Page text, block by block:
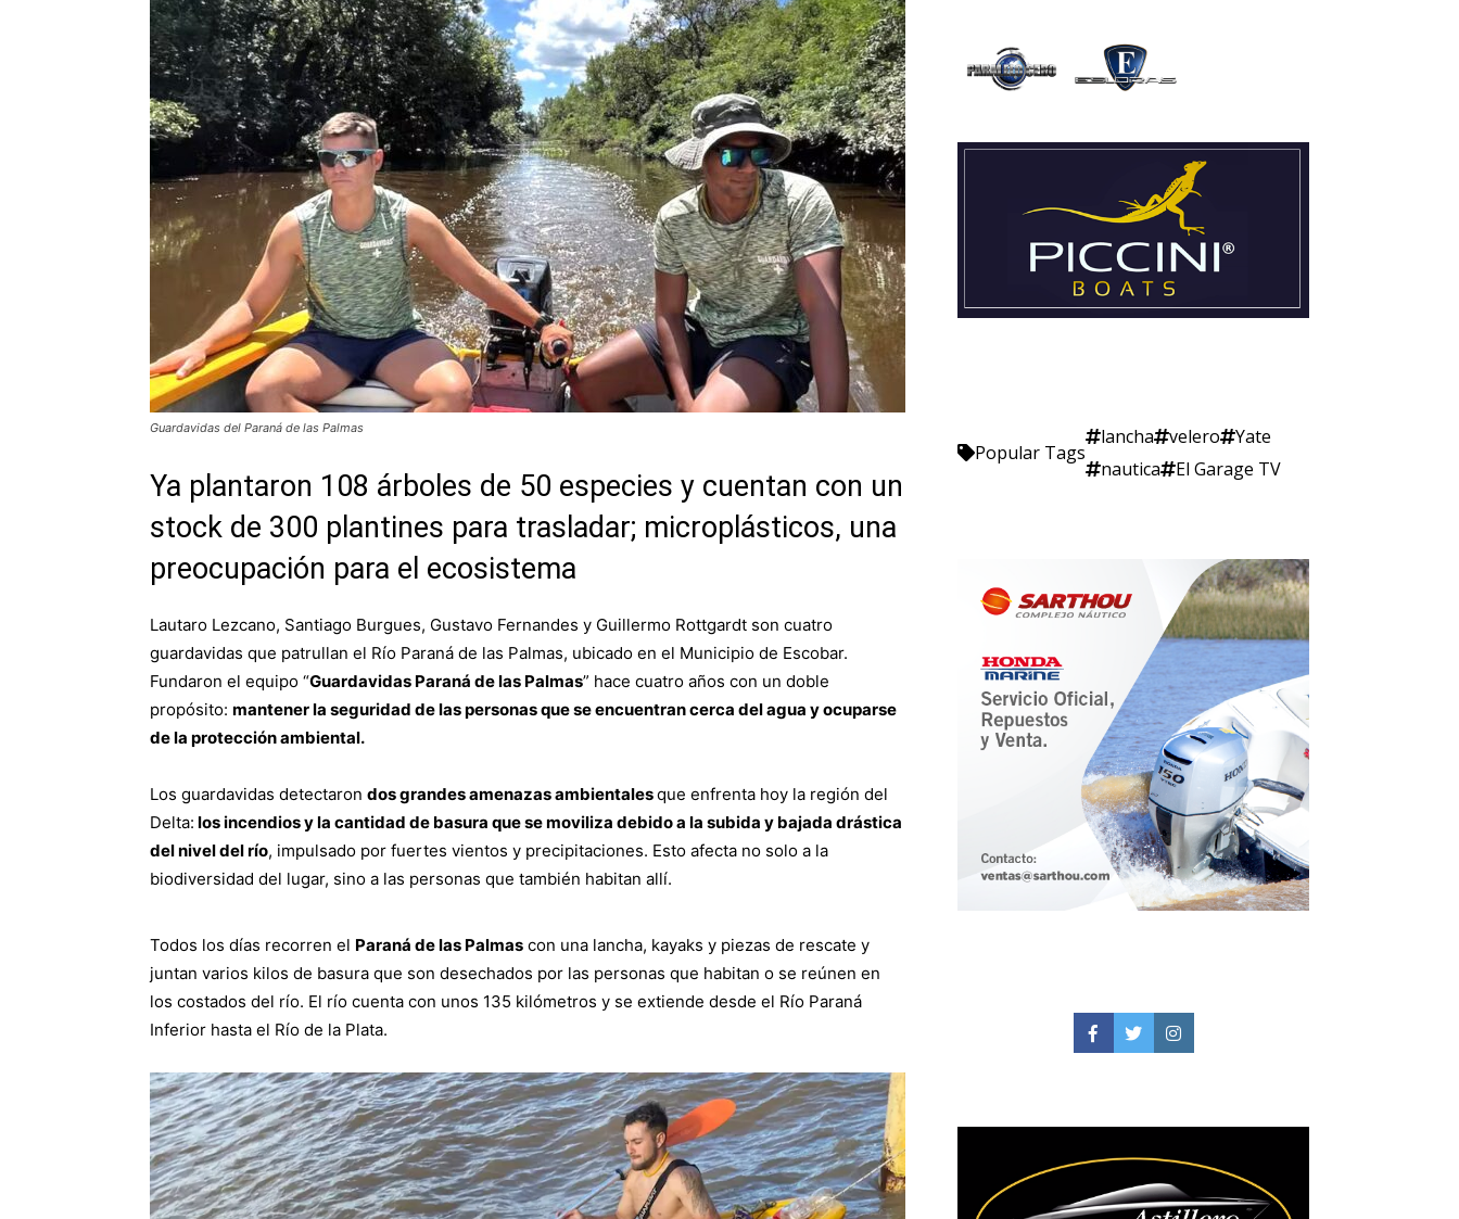
Guardavidas del Paraná de las Palmas
Ya plantaron 108 árboles de 50 especies y cuentan con un
stock de 300 plantines para trasladar; microplásticos, una
preocupación para el ecosistema
Lautaro Lezcano, Santiago Burgues, Gustavo Fernandes y Guillermo Rottgardt son cuatro
guardavidas que patrullan el Río Paraná de las Palmas, ubicado en el Municipio de Escobar.
Fundaron el equipo “Guardavidas Paraná de las Palmas” hace cuatro años con un doble
propósito: mantener la seguridad de las personas que se encuentran cerca del agua y ocuparse
de la protección ambiental.
Los guardavidas detectaron dos grandes amenazas ambientalesque enfrenta hoy la región del
Delta: los incendios y la cantidad de basura que se moviliza debido a la subida y bajada drástica
del nivel del río, impulsado por fuertes vientos y precipitaciones. Esto afecta no solo a la
biodiversidad del lugar, sino a las personas que también habitan allí.
Todos los días recorren el Paraná de las Palmas con una lancha, kayaks y piezas de rescate y
juntan varios kilos de basura que son desechados por las personas que habitan o se reúnen en
los costados del río. El río cuenta con unos 135 kilómetros y se extiende desde el Río Paraná
Inferior hasta el Río de la Plata.
Popular Tags
lancha velero
Yate
nautica
El Garage TV
Facebook
TwitterInstagram